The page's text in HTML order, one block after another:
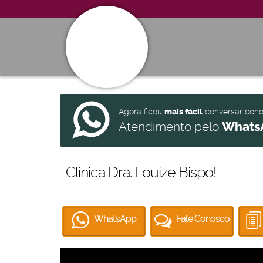
Agora ficou mais fácil conversar
Atendimento pelo
Clínica Dra. Louize Bispo!
WhatsApp Fale Conosco